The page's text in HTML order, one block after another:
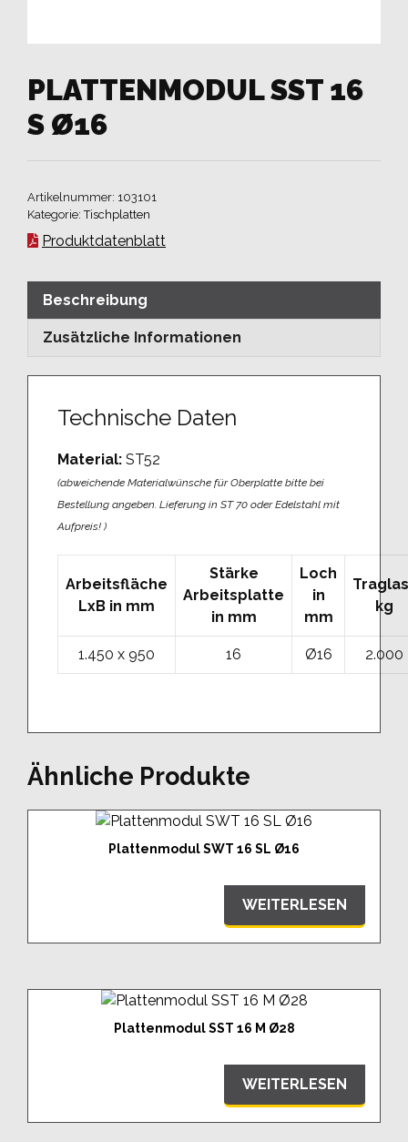
PLATTENMODUL SST 16
S Ø16
Artikelnummer: 103101
Kategorie:Tischplatten
Produktdatenblatt
Beschreibung
Zusätzliche Informationen
Technische Daten
Material: ST52
(abweichende Materialwünsche für Oberplatte bitte bei
Bestellung angeben. Lieferung in ST 70 oder Edelstahl mit
Aufpreis! )
Arbeitsfläche
LxB in mm
Stärke
Arbeitsplatte
in mm
Loch
in
mm
kg
1.450 x 950 16 Ø16 2.000
Ähnliche Produkte
Plattenmodul SWT 16 SL Ø16
WEITERLESEN
Plattenmodul SST 16 M Ø28
WEITERLESEN